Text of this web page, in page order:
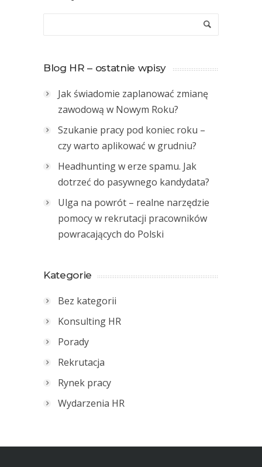
Blog HR – ostatnie wpisy
Jak świadomie zaplanować zmianę
zawodową w Nowym Roku?
Szukanie pracy pod koniec roku –
czy warto aplikować w grudniu?
Headhunting w erze spamu. Jak
dotrzeć do pasywnego kandydata?
Ulga na powrót – realne narzędzie
pomocy w rekrutacji pracowników
powracających do Polski
Kategorie
Bez kategorii
Konsulting HR
Porady
Rekrutacja
Rynek pracy
Wydarzenia HR